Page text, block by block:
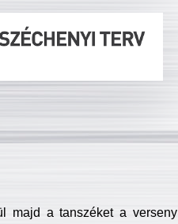
majd a tanszéket a verseny